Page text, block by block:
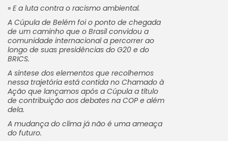
» E a luta contra o racismo ambiental.
A Cúpula de Belém foi o ponto de chegada
de um caminho que o Brasil convidou a
comunidade internacional a percorrer ao
longo de suas presidências do G20 e do
BRICS.
A síntese dos elementos que recolhemos
nessa trajetória está contida no Chamado à
Ação que lançamos após a Cúpula a título
de contribuição aos debates na COP e além
dela.
A mudança do clima já não é uma ameaça
do futuro.